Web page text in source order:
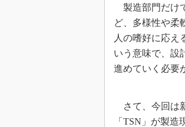
製造部門だけ
ど、多様性や柔
人の嗜好に応え
いう意味で、設
進めていく必要
さて、今回は
「TSN」が製